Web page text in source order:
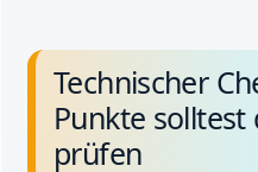
Technischer
Punkte
prüfen